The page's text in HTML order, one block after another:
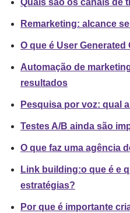
Quais são os canais de
Remarketing: alcance
O que é User Generated
Automação de
resultados
Pesquisa por voz: qual
Testes A/B ainda são
O que faz uma agência
Link building:o que é e
estratégias?
Por que é importante